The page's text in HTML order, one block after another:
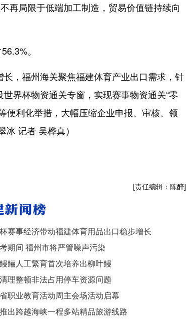
再局限于低端加工制造，贸易价值链持续向
。
，福州海关聚焦福建体育产业出口需求，针
界杯物资通关专窗，实现赛事物资通关“零
便利化举措，大幅压缩企业申报、审核、领
记者 吴桦真）
[责任编辑：陈醉]
赛事经济带动福建体育用品出口稳步增长
期间 福州市将严管噪声污染
鲡人工繁育首次培养出柳叶鳗
理整顿非法占用停车资源问题
职业教育活动周主会场活动启幕
出跨越海峡一程多站精品旅游线路